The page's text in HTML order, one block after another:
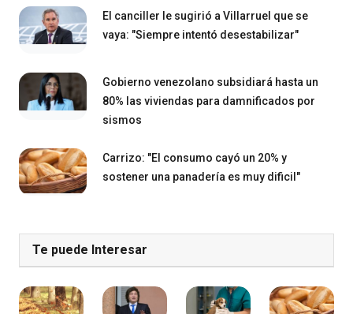
El canciller le sugirió a Villarruel que se
vaya: "Siempre intentó desestabilizar"
Gobierno venezolano subsidiará hasta un
80% las viviendas para damnificados por
sismos
Carrizo: "El consumo cayó un 20% y
sostener una panadería es muy dificil"
Te puede Interesar